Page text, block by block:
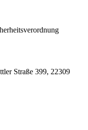
Straße 399, 22309